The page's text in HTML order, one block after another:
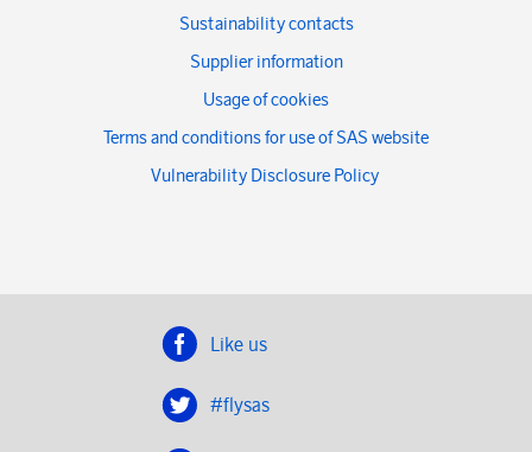
Sustainability contacts
Supplier information
Usage of cookies
Terms and conditions for use of SAS website
Vulnerability Disclosure Policy
Like us
#flysas